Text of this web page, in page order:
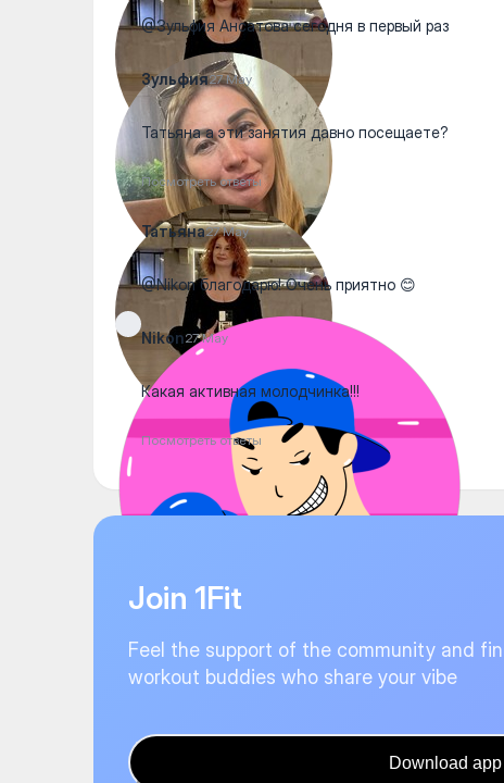
@Зульфия Ансатова сегодня в первый раз
Зульфия27 May
Татьяна а эти занятия давно посещаете?
Посмотреть ответы
Татьяна27 May
@Nikon благодарю! Очень приятно 😊
Nikon27 May
Какая активная молодчинка!!!
Посмотреть ответы
Join 1Fit
Feel the support of the community and
workout buddies who share your vibe
Download app